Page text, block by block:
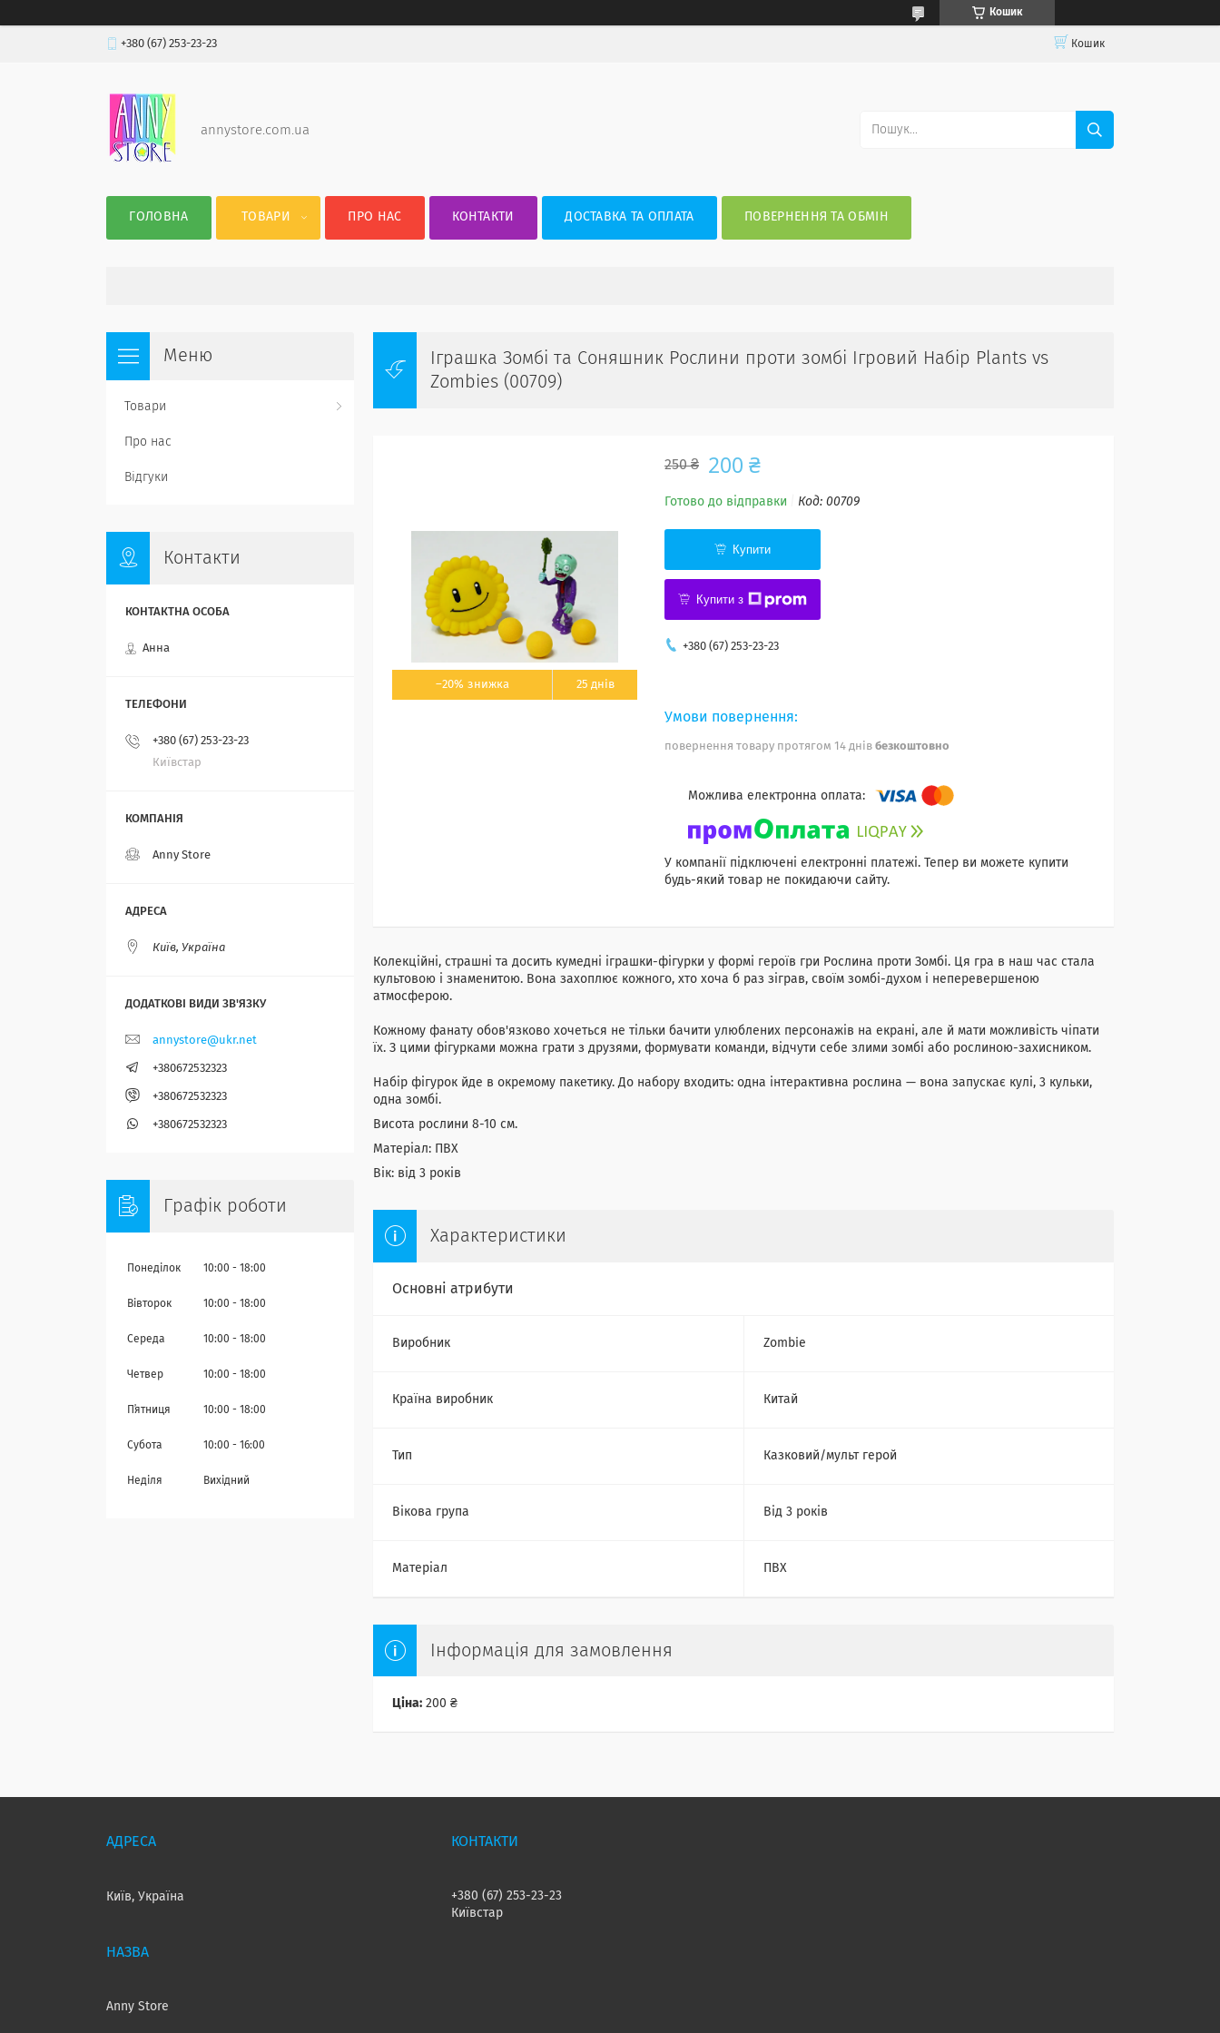
Кошик
+380 (67) 253-23-23 Кошик
annystore.com.ua
ГОЛОВНА ТОВАРИ ПРО НАС КОНТАКТИ ДОСТАВКА ТА ОПЛАТА ПОВЕРНЕННЯ ТА ОБМІН
Іграшка Зомбі та Соняшник Рослини проти зомбі Ігровий Набір Plants vs
Zombies (00709)
–20% 25 днів
250 ₴ 200 ₴
Готово до відправки Код: 00709
Купити
Купити з
+380 (67) 253-23-23
повернення товару протягом 14 днів безкоштовно
У компанії підключені електронні платежі. Тепер ви можете купити
будь-який товар не покидаючи сайту.
Колекційні, страшні та досить кумедні іграшки-фігурки у формі героїв гри Рослина проти Зомбі. Ця гра в наш час стала
культовою і знаменитою. Вона захоплює кожного, хто хоча б раз зіграв, своїм зомбі-духом і неперевершеною
атмосферою.
Кожному фанату обов'язково хочеться не тільки бачити улюблених персонажів на екрані, але й мати можливість чіпати
їх. З цими фігурками можна грати з друзями, формувати команди, відчути себе злими зомбі або рослиною-захисником.
Набір фігурок йде в окремому пакетику. До набору входить: одна інтерактивна рослина — вона запускає кулі, 3 кульки,
одна зомбі.
Висота рослини 8-10 см.
Матеріал: ПВХ
Вік: від 3 років
Характеристики
Основні атрибути
Виробник Zombie
Країна виробник Китай
Тип Казковий/мульт герой
Вікова група Від 3 років
Матеріал ПВХ
Інформація для замовлення
Ціна: 200 ₴
Товари
Про нас
Відгуки
Контакти
Анна
+380 (67) 253-23-23
Київстар
Anny Store
Київ, Україна
annystore@ukr.net
+380672532323
+380672532323
+380672532323
Графік роботи
Понеділок 10:00 18:00
Вівторок 10:00 18:00
Середа 10:00 18:00
Четвер 10:00 18:00
Пʼятниця 10:00 18:00
Субота 10:00 16:00
Неділя Вихідний
Київ, Україна
Anny Store
+380 (67) 253-23-23
Київстар